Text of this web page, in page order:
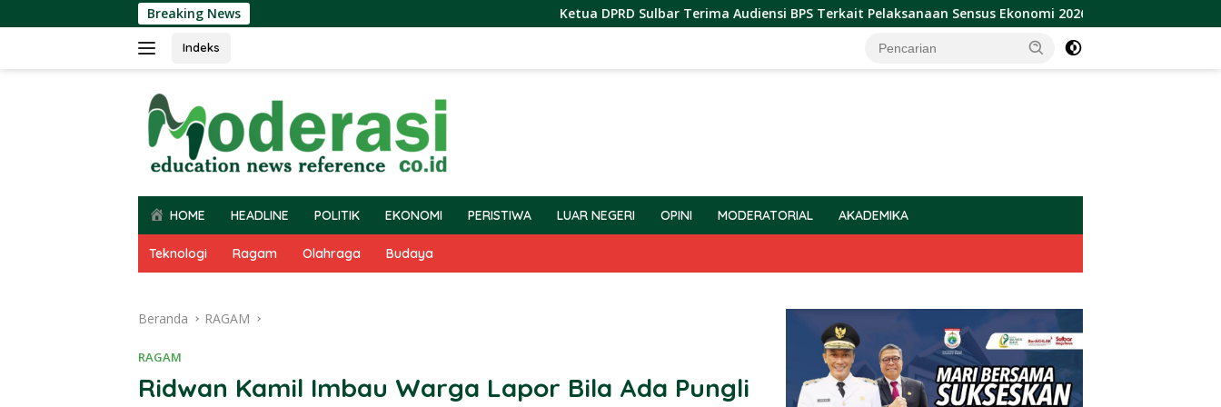
ke
Breaking News Ketua DPRD Sulbar Terima Audiensi BPS Terkait Pelaksanaan Sensus Ekonomi 2026 Sulbar Raih
Indeks
HOME HEADLINE POLITIK EKONOMI PERISTIWA LUAR NEGERI OPINI MODERATORIAL AKADEMIKA
Teknologi Ragam Olahraga Budaya
Beranda RAGAM
RAGAM
Ridwan Kamil Imbau Warga Lapor Bila Ada Pungli